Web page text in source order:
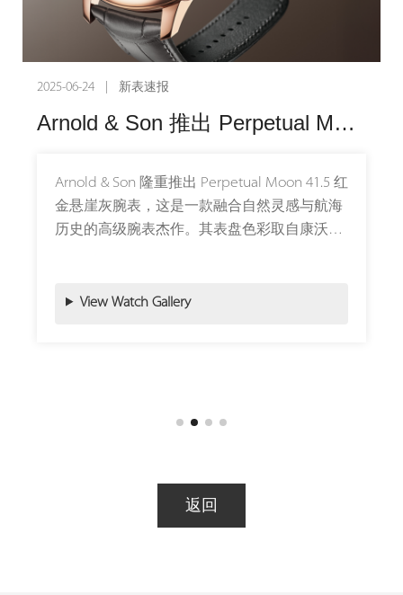
2025-06-24 | 新表速报
Arnold & Son 推出 Perpetual Moon 41.5 红金悬崖灰腕表
Arnold & Son 隆重推出 Perpetual Moon 41.5 红
金悬崖灰腕表，这是一款融合自然灵感与航海
历史的高级腕表杰作。其表盘色彩取自康沃尔
辰与月亮的指引。
营造出光影流动的视觉效果。这种设计不仅展
在表盘中央，一轮硕大的月亮静静悬浮于午夜
View Watch Gallery
返回